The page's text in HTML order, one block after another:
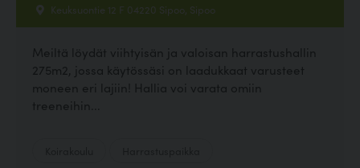
Keuksuontie 12 F 04220 Sipoo, Sipoo
Meiltä löydät viihtyisän ja valoisan harrastushallin
275m2, jossa käytössäsi on laadukkaat varusteet
moneen eri lajiin! Hallia voi varata omiin
treeneihin...